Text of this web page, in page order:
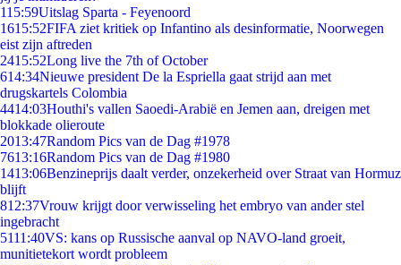
115:59Uitslag Sparta - Feyenoord
1615:52FIFA ziet kritiek op Infantino als desinformatie, Noorwegen
eist zijn aftreden
2415:52Long live the 7th of October
614:34Nieuwe president De la Espriella gaat strijd aan met
drugskartels Colombia
4414:03Houthi's vallen Saoedi-Arabië en Jemen aan, dreigen met
blokkade olieroute
2013:47Random Pics van de Dag #1978
7613:16Random Pics van de Dag #1980
1413:06Benzineprijs daalt verder, onzekerheid over Straat van Hormuz
blijft
812:37Vrouw krijgt door verwisseling het embryo van ander stel
ingebracht
5111:40VS: kans op Russische aanval op NAVO-land groeit,
munitietekort wordt probleem